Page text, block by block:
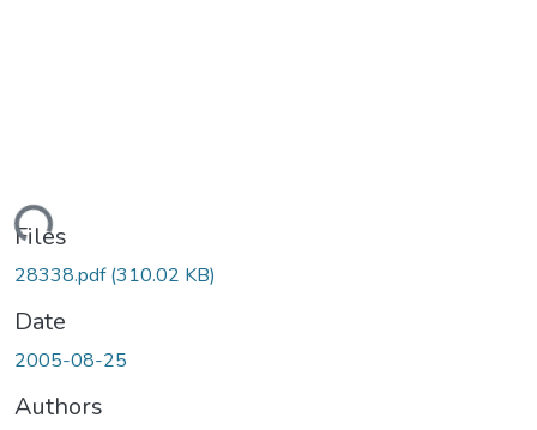
Files
28338.pdf(310.02 KB)
Date
2005-08-25
Authors